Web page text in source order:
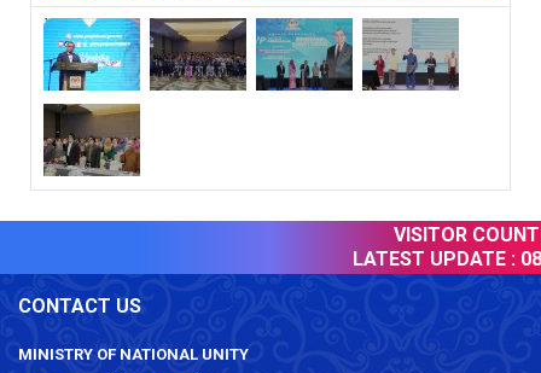
VISITOR
LATEST UPDATE : 08
CONTACT US
MINISTRY OF NATIONAL UNITY